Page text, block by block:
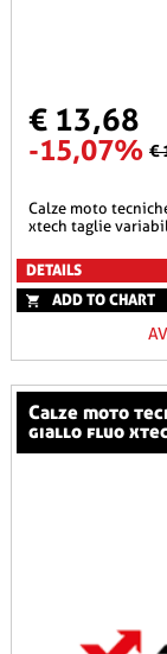
€ 13,68
-15,07% €
calze moto tecniche sportive invernali nere a righe multicolor
xtech taglie
DETAILS
ADD TO CHART
calze moto tecniche sportive invernali nere e
giallo fluo